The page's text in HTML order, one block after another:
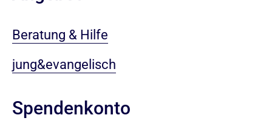
Beratung & Hilfe
jung&evangelisch
Spendenkonto